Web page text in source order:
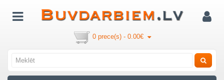
0 prece(s) - 0.00€